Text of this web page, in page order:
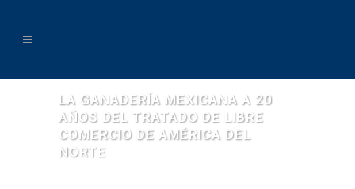
LA GANADERÍA MEXICANA A 20
AÑOS DEL TRATADO DE LIBRE
COMERCIO DE AMÉRICA DEL
NORTE